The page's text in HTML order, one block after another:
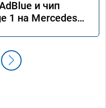
и чип
1 на Mercedes